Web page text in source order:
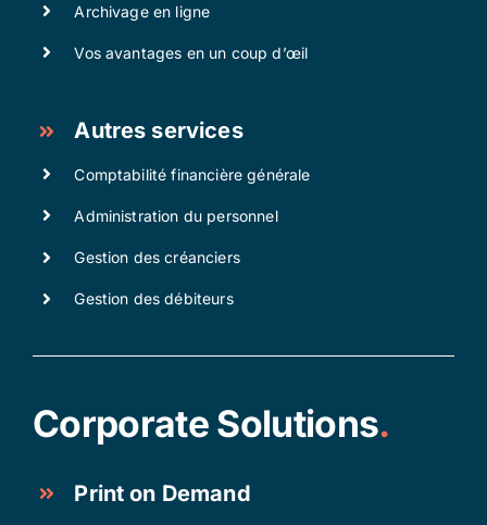
Archivage en ligne
Vos avantages en un coup d’œil
Autres services
Comptabilité financière générale
Administration du personnel
Gestion des créanciers
Gestion des débiteurs
Corporate Solutions.
Print on Demand